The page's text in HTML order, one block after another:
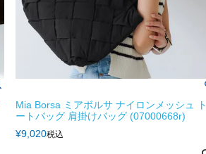
Mia Borsa ミアボルサ ナイロンメッシュ ト
ートバッグ 肩掛けバッグ (07000668r)
¥9,020税込